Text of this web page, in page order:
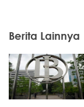
Berita Lainnya